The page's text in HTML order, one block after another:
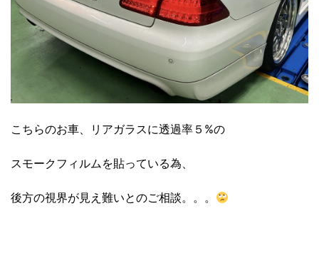
こちらのお車、リアガラスに透過率５%の
スモークフィルムを貼っている為、
後方の視界が見え難いとのご相談。。。